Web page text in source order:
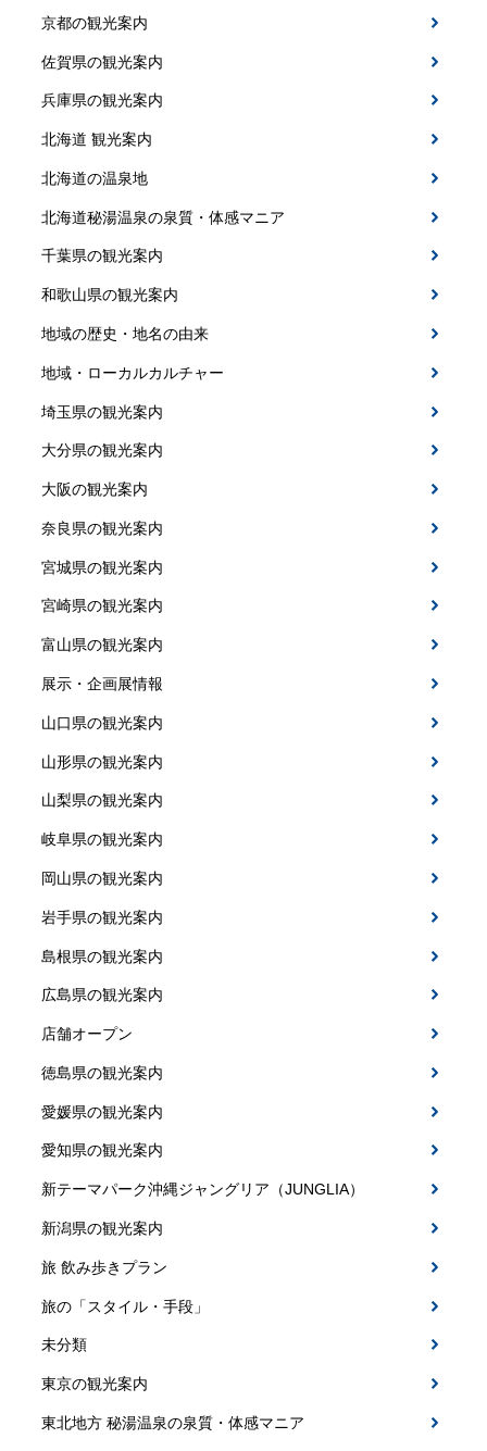
京都の観光案内
佐賀県の観光案内
兵庫県の観光案内
北海道 観光案内
北海道の温泉地
北海道秘湯温泉の泉質・体感マニア
千葉県の観光案内
和歌山県の観光案内
地域の歴史・地名の由来
地域・ローカルカルチャー
埼玉県の観光案内
大分県の観光案内
大阪の観光案内
奈良県の観光案内
宮城県の観光案内
宮崎県の観光案内
富山県の観光案内
展示・企画展情報
山口県の観光案内
山形県の観光案内
山梨県の観光案内
岐阜県の観光案内
岡山県の観光案内
岩手県の観光案内
島根県の観光案内
広島県の観光案内
店舗オープン
徳島県の観光案内
愛媛県の観光案内
愛知県の観光案内
新テーマパーク沖縄ジャングリア（JUNGLIA）
新潟県の観光案内
旅 飲み歩きプラン
旅の「スタイル・手段」
未分類
東京の観光案内
東北地方 秘湯温泉の泉質・体感マニア